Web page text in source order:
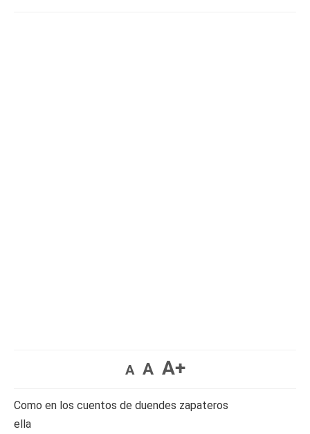
A A A+
Como en los cuentos de duendes zapateros
ella